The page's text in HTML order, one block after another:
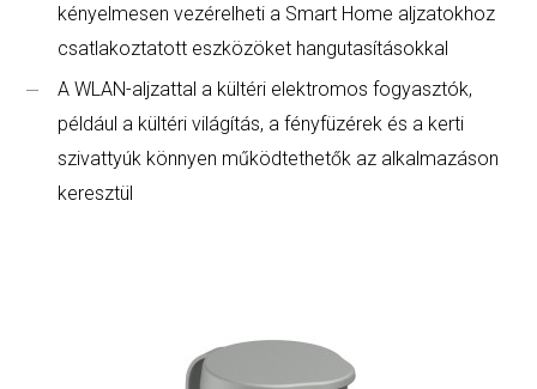
kényelmesen vezérelheti a Smart Home aljzatokhoz
csatlakoztatott eszközöket hangutasításokkal
A WLAN-aljzattal a kültéri elektromos fogyasztók,
például a kültéri világítás, a fényfüzérek és a kerti
szivattyúk könnyen működtethetők az alkalmazáson
keresztül